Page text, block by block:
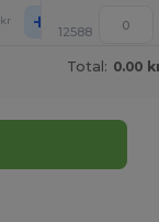
kr + 12588
Total: 0.00